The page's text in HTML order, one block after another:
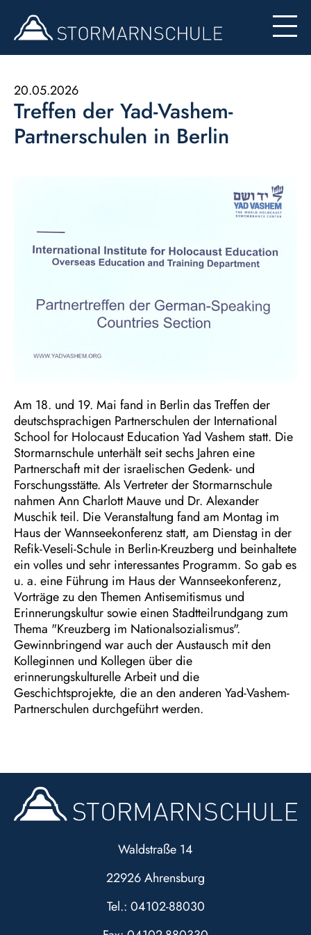
Begabten- und Begabungsförderung (LemaS)
Berufsinfo
Konzept zur Nutzung der Ipads
Für Eltern
Formulare
20.05.2026
Treffen der Yad-Vashem-
Partnerschulen in Berlin
Am 18. und 19. Mai fand in Berlin das Treffen der
deutschsprachigen Partnerschulen der International
School for Holocaust Education Yad Vashem statt. Die
Stormarnschule unterhält seit sechs Jahren eine
Partnerschaft mit der israelischen Gedenk- und
Forschungsstätte. Als Vertreter der Stormarnschule
nahmen Ann Charlott Mauve und Dr. Alexander
Muschik teil. Die Veranstaltung fand am Montag im
Haus der Wannseekonferenz statt, am Dienstag in der
Refik-Veseli-Schule in Berlin-Kreuzberg und beinhaltete
ein volles und sehr interessantes Programm. So gab es
u. a. eine Führung im Haus der Wannseekonferenz,
Vorträge zu den Themen Antisemitismus und
Erinnerungskultur sowie einen Stadtteilrundgang zum
Thema "Kreuzberg im Nationalsozialismus".
Gewinnbringend war auch der Austausch mit den
Kolleginnen und Kollegen über die
erinnerungskulturelle Arbeit und die
Geschichtsprojekte, die an den anderen Yad-Vashem-
Partnerschulen durchgeführt werden.
Waldstraße 14
22926 Ahrensburg
Tel.: 04102-88030